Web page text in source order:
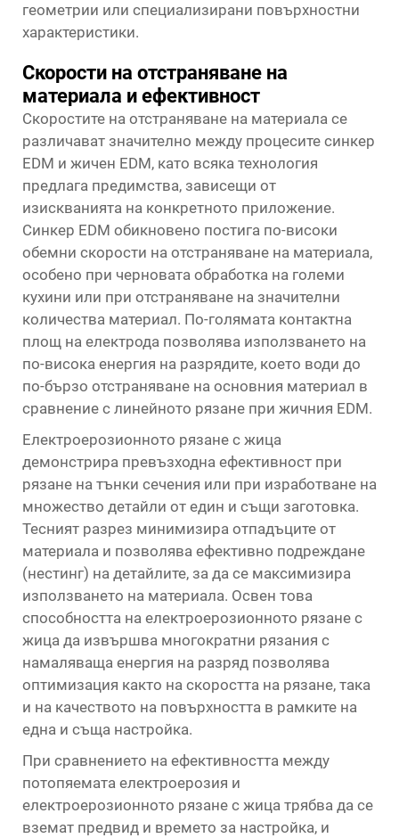
геометрии или специализирани повърхностни
характеристики.
Скорости на отстраняване на
материала и ефективност
Скоростите на отстраняване на материала се
различават значително между процесите синкер
EDM и жичен EDM, като всяка технология
предлага предимства, зависещи от
изискванията на конкретното приложение.
Синкер EDM обикновено постига по-високи
обемни скорости на отстраняване на материала,
особено при черновата обработка на големи
кухини или при отстраняване на значителни
количества материал. По-голямата контактна
площ на електрода позволява използването на
по-висока енергия на разрядите, което води до
по-бързо отстраняване на основния материал в
сравнение с линейното рязане при жичния EDM.
Електроерозионното рязане с жица
демонстрира превъзходна ефективност при
рязане на тънки сечения или при изработване на
множество детайли от един и същи заготовка.
Тесният разрез минимизира отпадъците от
материала и позволява ефективно подреждане
(нестинг) на детайлите, за да се максимизира
използването на материала. Освен това
способността на електроерозионното рязане с
жица да извършва многократни рязания с
намаляваща енергия на разряд позволява
оптимизация както на скоростта на рязане, така
и на качеството на повърхността в рамките на
една и съща настройка.
При сравнението на ефективността между
потопяемата електроерозия и
електроерозионното рязане с жица трябва да се
вземат предвид и времето за настройка, и